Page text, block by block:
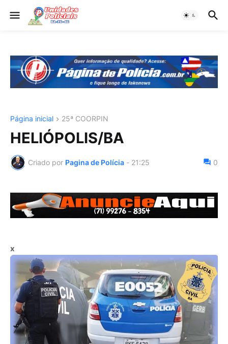
Página inicial 25ª COORPIN
HELIÓPOLIS/BA
Criado por Pagina de Polícia - 21:25 0
x